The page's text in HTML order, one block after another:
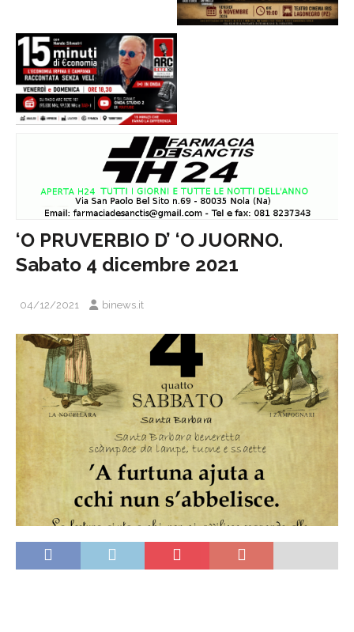
‘O PRUVERBIO D’ ‘O JUORNO.
Sabato 4 dicembre 2021
04/12/2021 binews.it